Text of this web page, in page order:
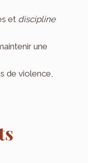
et discipline
une
de violence,